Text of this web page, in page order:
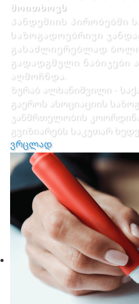
მოითხოვს
პანდემიის პირობებში
საზოგადოებრივი
გასაძლიერებლად
გადადგმული ნაბიჯები
აღმოჩნდა.
ზურაბ ალხანიშვილი -
გაეროს ასოციაციის
ჯანმრთელობის
გვიზიარებს საკუთარ
ვრცლად